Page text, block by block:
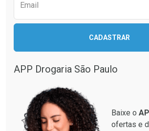
Comprar sem Desconto
Por R$ 17,59/cada
Por R$ 17,59/cada
Por R$
Email
CADASTRAR
APP Drogaria São Paulo
Baixe o
ofertas e